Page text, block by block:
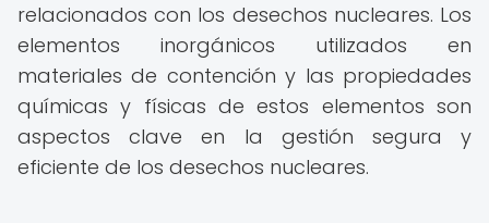
relacionados con los desechos nucleares. Los
elementos inorgánicos utilizados en
materiales de contención y las propiedades
químicas y físicas de estos elementos son
aspectos clave en la gestión segura y
eficiente de los desechos nucleares.